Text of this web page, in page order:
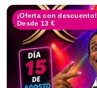
¡Oferta con descuento!
Desde 13 €